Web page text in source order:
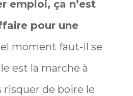
emploi, ça n’est
pour une
moment faut-il se
est la marche à
risquer de boire le